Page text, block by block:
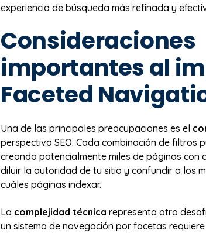
experiencia de búsqueda más refinada y
Consideraciones
importantes al
Faceted
Una de las principales preocupaciones es el
perspectiva SEO. Cada combinación de filtros
creando potencialmente miles de páginas con
diluir la autoridad de tu sitio y confundir a los
cuáles páginas indexar.
La complejidad técnica representa otro
un sistema de navegación por facetas